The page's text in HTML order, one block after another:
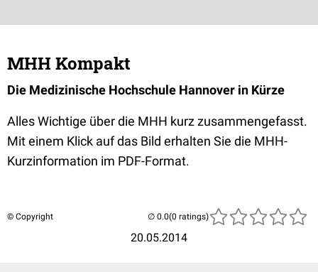
MHH Kompakt
Die Medizinische Hochschule Hannover in Kürze
Alles Wichtige über die MHH kurz zusammengefasst.
Mit einem Klick auf das Bild erhalten Sie die MHH-
Kurzinformation im PDF-Format.
© Copyright
20.05.2014
(0 ratings)